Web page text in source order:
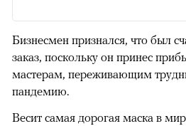
Бизнесмен признался, что был
заказ, поскольку он принес
мастерам, переживающим
пандемию.
Весит самая дорогая маска в